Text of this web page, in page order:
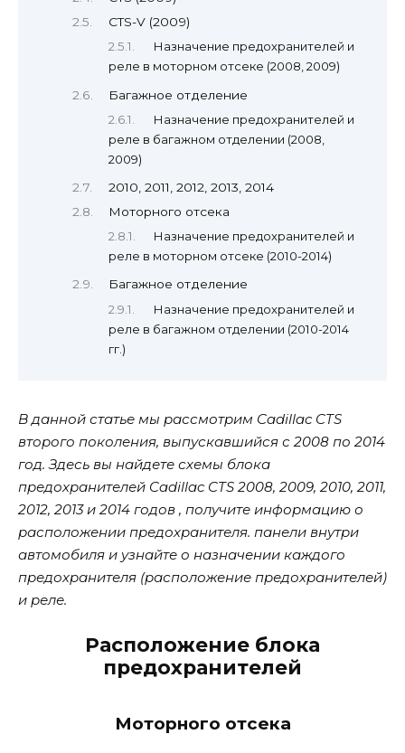
CTS-V (2009)
Назначение предохранителей и
реле в моторном отсеке (2008, 2009)
Багажное отделение
Назначение предохранителей и
реле в багажном отделении (2008,
2009)
2010, 2011, 2012, 2013, 2014
Моторного отсека
Назначение предохранителей и
реле в моторном отсеке (2010-2014)
Багажное отделение
Назначение предохранителей и
реле в багажном отделении (2010-2014
гг.)
В данной статье мы рассмотрим Cadillac CTS
второго поколения, выпускавшийся с 2008 по 2014
год. Здесь вы найдете схемы блока
предохранителей Cadillac CTS 2008, 2009, 2010, 2011,
2012, 2013 и 2014 годов , получите информацию о
расположении предохранителя. панели внутри
автомобиля и узнайте о назначении каждого
предохранителя (расположение предохранителей)
и реле.
Расположение блока
предохранителей
Моторного отсека